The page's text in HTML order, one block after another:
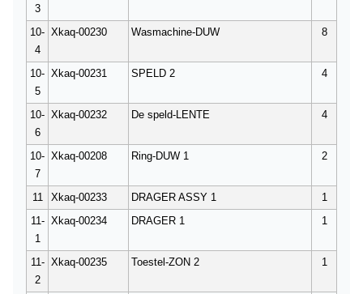
3
10-
4
Xkaq-00230 Wasmachine-DUW 8
10-
5
Xkaq-00231 SPELD 2 4
10-
6
Xkaq-00232 De speld-LENTE 4
10-
7
Xkaq-00208 Ring-DUW 1 2
11 Xkaq-00233 DRAGER ASSY 1
1
11-
1
Xkaq-00234 DRAGER 1 1
11-
2
Xkaq-00235 Toestel-ZON 2 1